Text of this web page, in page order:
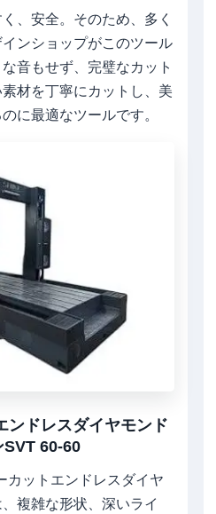
、安全。そのため、多く
ンショップがこのツール
音もせず、完璧なカット
材を丁寧にカットし、美
に最適なツールです。
ンドレスダイヤモンド
SVT 60-60
カットエンドレスダイヤ
複雑な形状、深いライ